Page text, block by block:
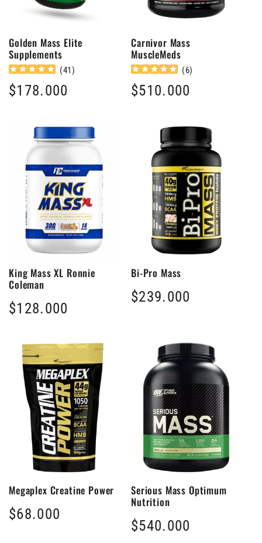
Golden Mass Elite
Supplements
(41)
Precio
$178.000
Carnivor Mass
MuscleMeds
(6)
Precio
$510.000
King Mass XL Ronnie
Coleman
Precio
$128.000
Bi-Pro Mass
Precio
$239.000
Megaplex Creatine Power
Precio
$68.000
Serious Mass Optimum
Nutrition
Precio
$540.000